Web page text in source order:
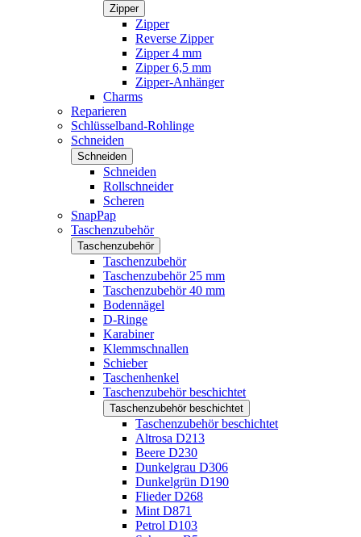
Zipper
Zipper
Reverse Zipper
Zipper 4 mm
Zipper 6,5 mm
Zipper-Anhänger
Charms
Reparieren
Schlüsselband-Rohlinge
Schneiden
Schneiden
Schneiden
Rollschneider
Scheren
SnapPap
Taschenzubehör
Taschenzubehör
Taschenzubehör
Taschenzubehör 25 mm
Taschenzubehör 40 mm
Bodennägel
D-Ringe
Karabiner
Klemmschnallen
Schieber
Taschenhenkel
Taschenzubehör beschichtet
Taschenzubehör beschichtet
Taschenzubehör beschichtet
Altrosa D213
Beere D230
Dunkelgrau D306
Dunkelgrün D190
Flieder D268
Mint D871
Petrol D103